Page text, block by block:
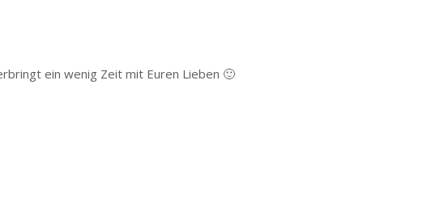
ein wenig Zeit mit Euren Lieben 🙂